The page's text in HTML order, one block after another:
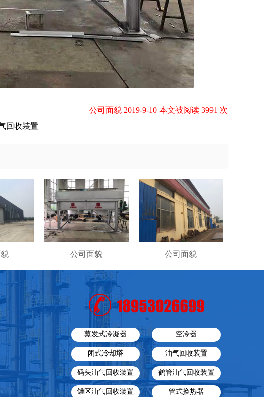
公司面貌 2019-9-10 本文被阅读 3991 次
回收装置
公司面貌 公司面貌
蒸发式冷凝器 空冷器
闭式冷却塔 油气回收装置
码头油气回收装置 鹤管油气回收装置
罐区油气回收装置 管式换热器